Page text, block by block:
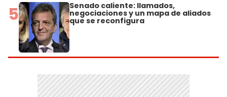
5 Senado caliente: llamados,
negociaciones y un mapa de aliados
que se reconfigura